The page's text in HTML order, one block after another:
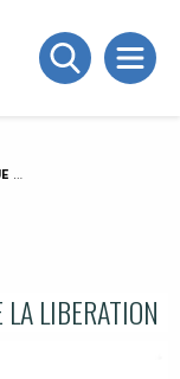
LIBERATION